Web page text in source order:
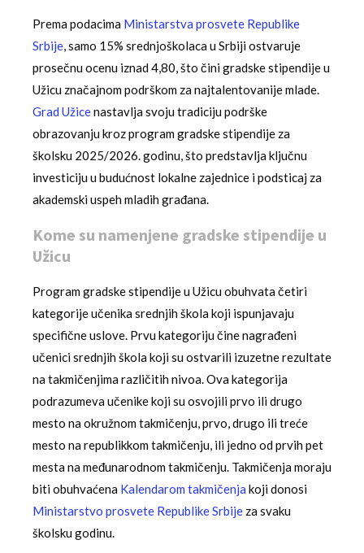
Prema podacima Ministarstva prosvete Republike
Srbije, samo 15% srednjoškolaca u Srbiji ostvaruje
prosečnu ocenu iznad 4,80, što čini gradske stipendije u
Užicu značajnom podrškom za najtalentovanije mlade.
Grad Užicenastavlja svoju tradiciju podrške
obrazovanju kroz program gradske stipendije za
školsku 2025/2026. godinu, što predstavlja ključnu
investiciju u budućnost lokalne zajednice i podsticaj za
akademski uspeh mladih građana.
Kome su namenjene gradske stipendije u
Užicu
Program gradske stipendije u Užicu obuhvata četiri
kategorije učenika srednjih škola koji ispunjavaju
specifične uslove. Prvu kategoriju čine nagrađeni
učenici srednjih škola koji su ostvarili izuzetne rezultate
na takmičenjima različitih nivoa. Ova kategorija
podrazumeva učenike koji su osvojili prvo ili drugo
mesto na okružnom takmičenju, prvo, drugo ili treće
mesto na republikkom takmičenju, ili jedno od prvih pet
mesta na međunarodnom takmičenju. Takmičenja moraju
biti obuhvaćena Kalendarom takmičenja koji donosi
Ministarstvo prosvete Republike Srbije za svaku
školsku godinu.